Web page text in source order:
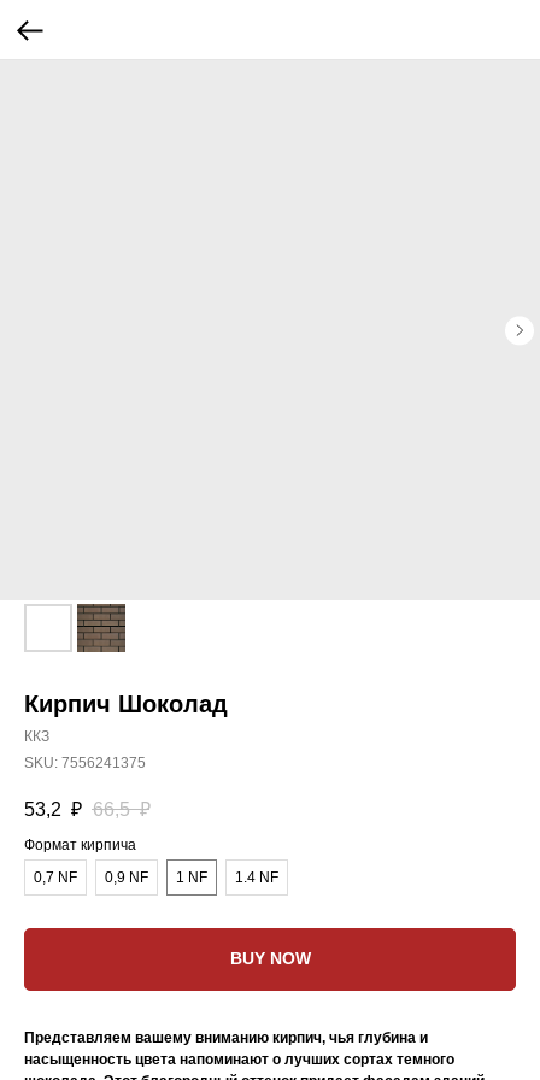
Кирпич Шоколад
ККЗ
SKU: 7556241375
53,2 ₽ 66,5 ₽
Формат кирпича
0,7 NF
0,9 NF 1 NF 1.4 NF
BUY NOW
Представляем вашему вниманию кирпич, чья глубина и
насыщенность цвета напоминают о лучших сортах темного